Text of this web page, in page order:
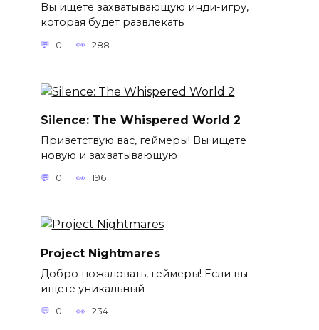
Вы ищете захватывающую инди-игру,
которая будет развлекать
0 288
Silence: The Whispered World 2
Приветствую вас, геймеры! Вы ищете
новую и захватывающую
0 196
Project Nightmares
Добро пожаловать, геймеры! Если вы
ищете уникальный
0 234